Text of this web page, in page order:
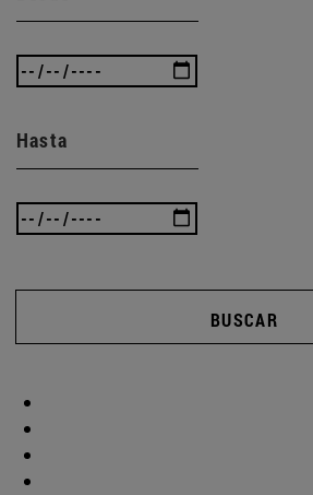
Hasta
BUSCAR